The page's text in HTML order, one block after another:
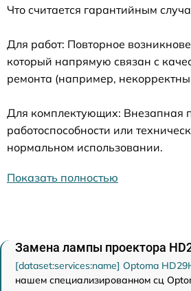
Что считается гарантийным
Для работ: Повторное
который напрямую связан с
ремонта (например,
Для комплектующих: Внезапная
работоспособности или
нормальном использовании.
Показать полностью
Замена лампы проектора
[dataset:services:name] Optoma
нашем специализированном сц